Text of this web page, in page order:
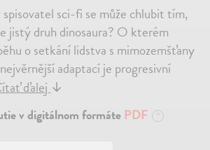
sci-fi se může chlubit tím,
jistý druh dinosaura? O kterém
o setkání lidstva s mimozemšťany
adaptací je progresivní
ďalej↓
v digitálnom formáte PDF ?